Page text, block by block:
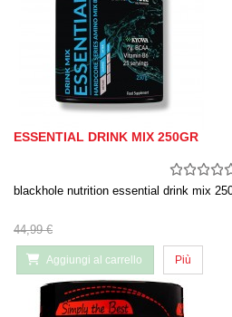
ESSENTIAL DRINK MIX 250GR
blackhole nutrition essential drink mix
44,99 €
Aggiungi al carrello Più